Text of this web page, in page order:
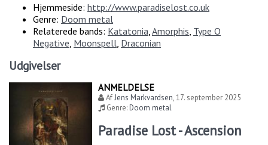
Hjemmeside: http://www.paradiselost.co.uk
Genre: Doom metal
Relaterede bands: Katatonia Amorphis Type O
Negative Moonspell Draconian
Udgivelser
ANMELDELSE
AfJens Markvardsen,17. september 2025
Genre:Doom metal
Paradise Lost - Ascension